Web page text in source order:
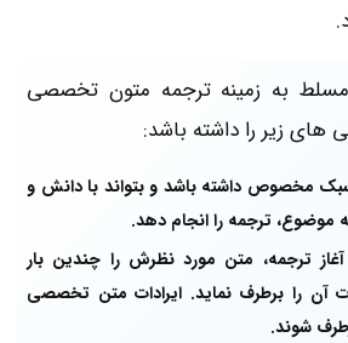
به زمینه ترجمه متون تخصصی
های زیر را داشته باشد:
مخصوص داشته باشد و بتواند با دانش و
ترجمه را انجام دهد.
ترجمه، متن مورد نظرش را چندین بار
آن‌ را برطرف نماید. ایرادات متن تخصصی
شوند.